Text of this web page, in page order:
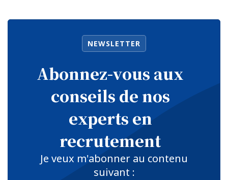
NEWSLETTER
Abonnez-vous aux
conseils de nos
experts en
recrutement
Je veux m'abonner au contenu
suivant :